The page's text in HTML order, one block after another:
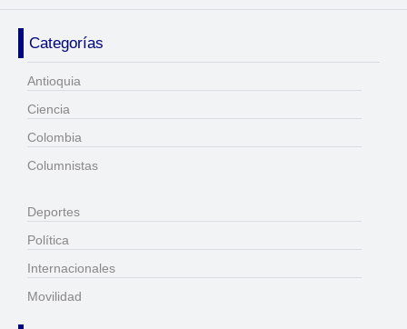
Categorías
Antioquia
Ciencia
Colombia
Columnistas
Deportes
Política
Internacionales
Movilidad